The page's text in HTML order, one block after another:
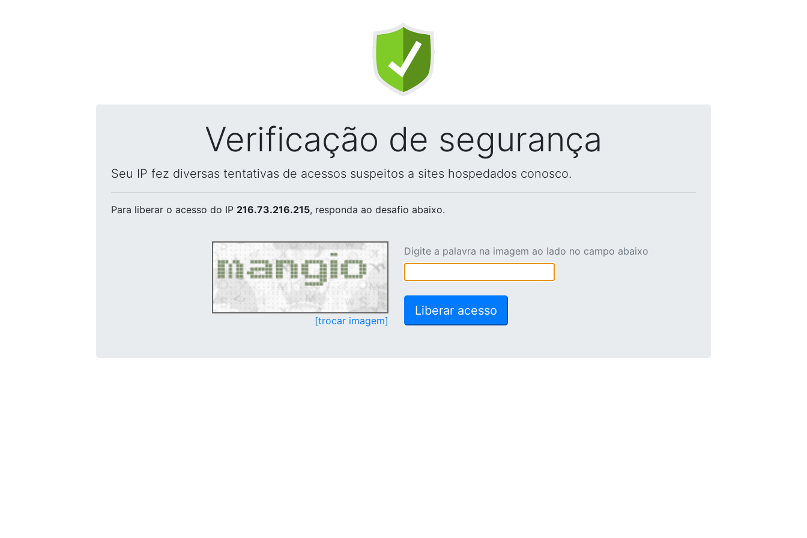
Verificação de segurança
Seu IP fez diversas tentativas de acessos suspeitos a sites hospedados conosco.
Para liberar o acesso do IP 216.73.216.215, responda ao desafio abaixo.
[trocar imagem]
Digite a palavra na imagem ao lado no campo abaixo